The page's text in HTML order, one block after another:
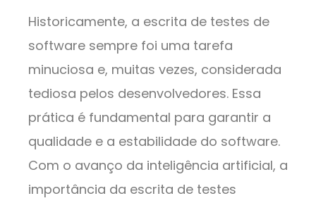
Historicamente, a escrita de testes de
software sempre foi uma tarefa
minuciosa e, muitas vezes, considerada
tediosa pelos desenvolvedores. Essa
prática é fundamental para garantir a
qualidade e a estabilidade do software.
Com o avanço da inteligência artificial, a
importância da escrita de testes